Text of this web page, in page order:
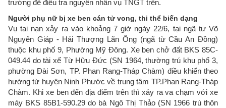
trường để điều tra nguyên nhân vụ TNGT trên.
Người phụ nữ bị xe ben cán tử vong, thi thể biến dạng
Vụ tai nạn xảy ra vào khoảng 7 giờ ngày 22/6, tại ngã tư Võ
Nguyên Giáp - Hải Thượng Lãn Ông (ngã từ Cầu An Đồng)
thuộc khu phố 9, Phường Mỹ Đông. Xe ben chở đất BKS 85C-
049.44 do tài xế Từ Hữu Đức (SN 1964, thường trú khu phố 3,
phường Đài Sơn, TP. Phan Rang-Tháp Chàm) điều khiển theo
hướng từ huyện Ninh Phước về trung tâm TP.Phan Rang-Tháp
Chàm. Khi xe ben đến địa điểm trên thì xảy ra va chạm với xe
máy BKS 85B1-590.29 do bà Ngô Thị Thảo (SN 1966 trú thôn